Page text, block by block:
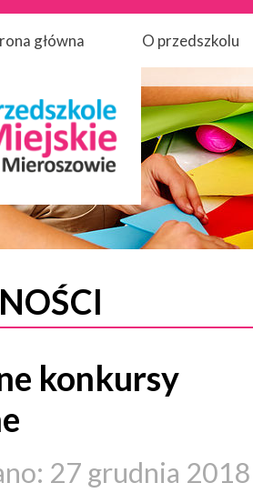
główna O przedszkolu
konkursy
27 grudnia 2018